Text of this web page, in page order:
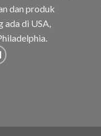
dan produk
ada di USA,